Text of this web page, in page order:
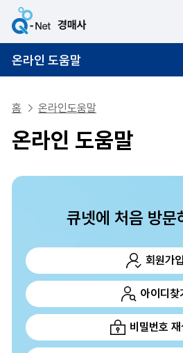
온라인 도움말
홈 온라인도움말
온라인 도움말
큐넷에 처음 방문
회원가입
아이디찾
비밀번호 재